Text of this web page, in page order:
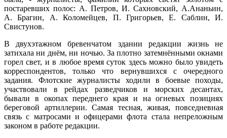
постаревших полос: А. Петров, И. Сахновский, А.Ананьин,
А. Брагин, А. Коломейцев, П. Григорьев, Е. Саблин, И.
Свистунов.
В двухэтажном бревенчатом здании редакции жизнь не
затихала ни днём, ни ночью. За плотно затемнёнными окнами
горел свет, и в любое время суток здесь можно было увидеть
корреспондентов, только что вернувшихся с очередного
задания. Флотские журналисты ходили в боевые походы,
участвовали в рейдах разведчиков и морских десантах,
бывали в окопах переднего края и на огневых позициях
береговой артиллерии. Самая тесная, живая, повседневная
связь с матросами и офицерами флота стала непреложным
законом в работе редакции.